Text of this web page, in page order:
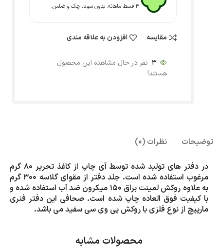
۴ قسط ماهانه. بدون سود، چک و ضامن.
مقایسه افزودن به علاقه مندی
3 نفر در حال مشاهده این محصول
هستند!
توضیحات نظرات (0)
در دفتر های تولید شده توسط آی چاپ از کاغذ تحریر 80 گرم
مرغوب استفاده شده است. جلد دفتر از مقوای گلاسه 300 گرم
به علاوه روکش لمینت براق 150 میکرون ضد آب استفاده شده و
با کیفیت فوق العاده چاپ شده است. صحافی این دفتر فنری
مارپیچ از نوع فلزی با روکش پی وی سی سفید می باشد.
محصولات مشابه